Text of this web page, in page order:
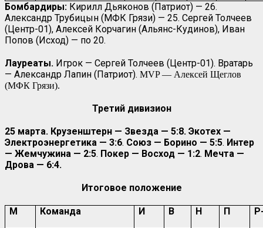
Бомбардиры: Кирилл Дьяконов (Патриот) — 26.
Александр Трубицын (МФК Грязи) — 25. Сергей Толчеев
(Центр-01), Алексей Корчагин (Альянс-Кудинов), Иван
Попов (Исход) — по 20.
Лауреаты. Игрок — Сергей Толчеев (Центр-01). Вратарь
— Александр Лапин (Патриот). MVP — Алексей Щеглов
(МФК Грязи).
Третий дивизион
25 марта. Крузенштерн — Звезда — 5:8. Экотех —
Электроэнергетика — 3:6. Союз — Борино — 5:5. Интер
— Жемчужина — 2:5. Покер — Восход — 1:2. Мечта —
Дрова — 6:4.
Итоговое положение
М Команда И В Н П